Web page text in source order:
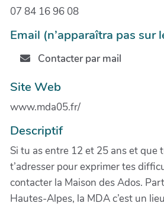
07 84 16 96 08
Email (n’apparaîtra pas sur
Contacter par mail
Site Web
www.mda05.fr/
Descriptif
Si tu as entre 12 et 25 ans et que
t’adresser pour exprimer tes
contacter la Maison des Ados.
Hautes-Alpes, la MDA c’est un